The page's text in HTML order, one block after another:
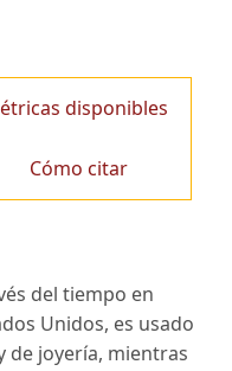
disponibles
Cómo citar
del tiempo en
Unidos, es usado
joyería, mientras